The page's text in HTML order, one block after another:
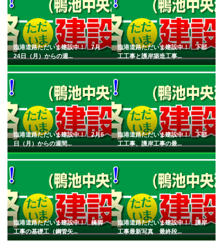
臨港道路ただいま建設中！ 7月
24日（月）からの週...
臨港道路ただいま建設中！ 下部
工工事と護岸築造工事...
臨港道路ただいま建設中！ 2月6
日（月）からの週間...
臨港道路ただいま建設中！ 下部
工工事、護岸工事の最...
臨港道路ただいま建設中！ 橋脚
工事の基礎工（鋼管矢...
臨港道路ただいま建設中！ 護岸
工事最新写真 最終段...